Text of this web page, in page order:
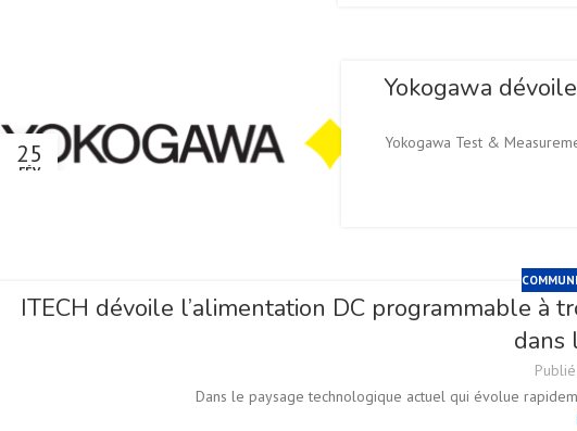
25
FÉV
Yokogawa
Yokogawa Test &
ITECH dévoile l’alimentation DC programmable à
dans
Dans le paysage technologique actuel qui évolue